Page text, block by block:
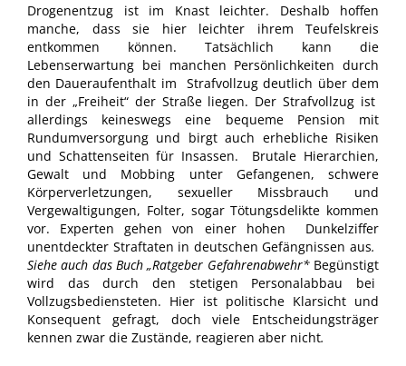
Drogenentzug ist im Knast leichter. Deshalb hoffen
manche, dass sie hier leichter ihrem Teufelskreis
entkommen können. Tatsächlich kann die
Lebenserwartung bei manchen Persönlichkeiten durch
den Daueraufenthalt im Strafvollzug deutlich über dem
in der „Freiheit“ der Straße liegen. Der Strafvollzug ist
allerdings keineswegs eine bequeme Pension mit
Rundumversorgung und birgt auch erhebliche Risiken
und Schattenseiten für Insassen. Brutale Hierarchien,
Gewalt und Mobbing unter Gefangenen, schwere
Körperverletzungen, sexueller Missbrauch und
Vergewaltigungen, Folter, sogar Tötungsdelikte kommen
vor. Experten gehen von einer hohen Dunkelziffer
unentdeckter Straftaten in deutschen Gefängnissen aus.
Siehe auch das Buch „Ratgeber Gefahrenabwehr*Begünstigt
wird das durch den stetigen Personalabbau bei
Vollzugsbediensteten. Hier ist politische Klarsicht und
Konsequent gefragt, doch viele Entscheidungsträger
kennen zwar die Zustände, reagieren aber nicht.